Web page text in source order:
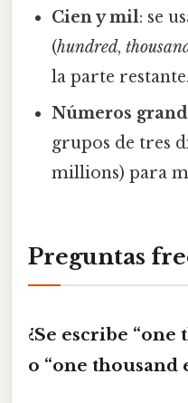
Cien y mil: se
(hundred,
la parte restante.
Números
grupos de tres
millions) para
Preguntas
¿Se escribe
o “one thousand